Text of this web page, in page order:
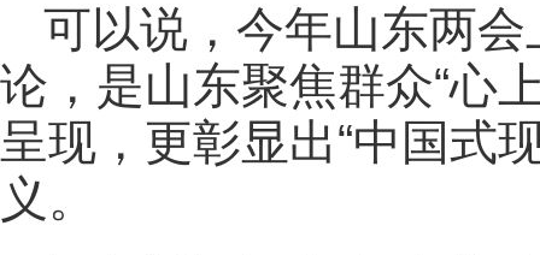
可以说，今年山东两
论，是山东聚焦群众“心
呈现，更彰显出“中国式
义。